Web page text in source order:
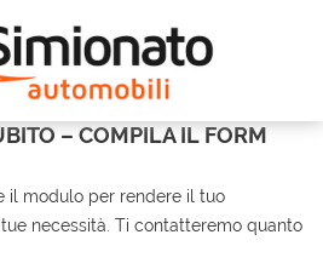
– COMPILA IL FORM
il modulo per rendere il tuo
necessità. Ti contatteremo quanto